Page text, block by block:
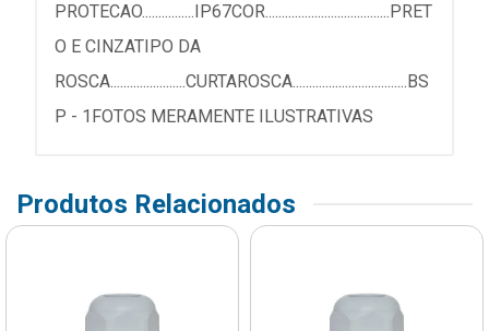
PROTECAO................IP67COR......................................PRET
O E CINZATIPO DA
ROSCA.......................CURTAROSCA...................................BS
P - 1FOTOS MERAMENTE ILUSTRATIVAS
Produtos Relacionados